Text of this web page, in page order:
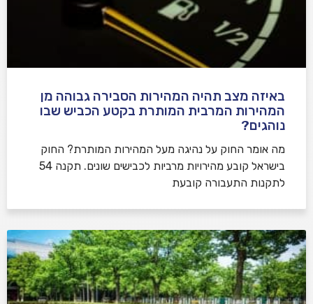
באיזה מצב תהיה המהירות הסבירה גבוהה מן
המהירות המרבית המותרת בקטע הכביש שבו
נוהגים?
​מה אומר החוק על נהיגה מעל המהירות המותרת? החוק
בישראל קובע מהירויות מרביות לכבישים שונים. תקנה 54
לתקנות התעבורה קובעת